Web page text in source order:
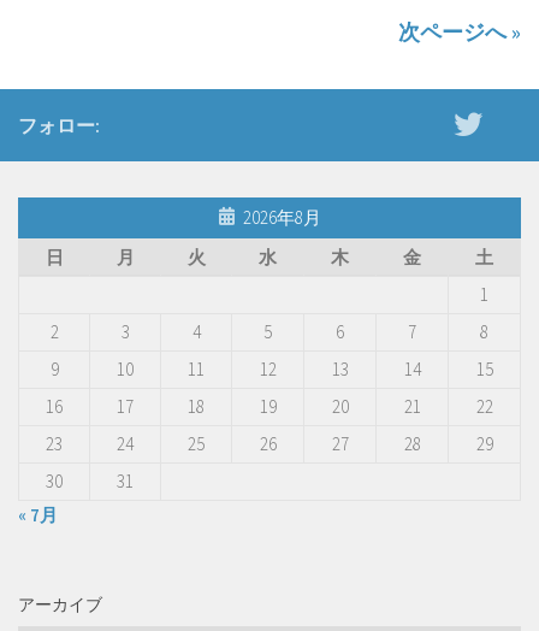
次ページへ »
フォロー:
2026年8月
日
月 火 水 木 金
土
1
2
3 4 5 6 7
8
9
10 11 12 13 14
15
16
17 18 19 20 21
22
23
24 25 26 27 28
29
30
31
« 7月
アーカイブ